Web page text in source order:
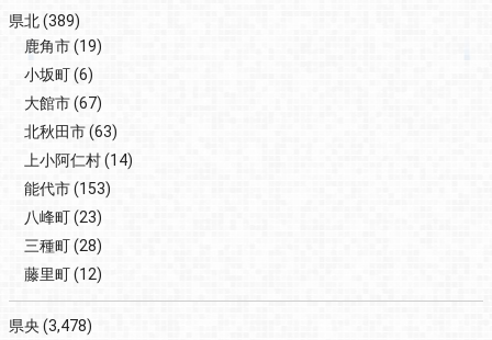
県北(389)
鹿角市(19)
小坂町(6)
大館市(67)
北秋田市(63)
上小阿仁村(14)
能代市(153)
八峰町(23)
三種町(28)
藤里町(12)
県央(3,478)